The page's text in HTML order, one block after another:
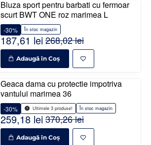
Bluza sport pentru barbati cu fermoar
scurt BWT ONE roz marimea L
În stoc magazin
-30%
187,61 lei268,02 lei
Adaugă în Coş
Geaca dama cu protectie impotriva
vantului marimea 36
Ultimele 3 produse! În stoc magazin
-30%
259,18 lei370,26 lei
Adaugă în Coş